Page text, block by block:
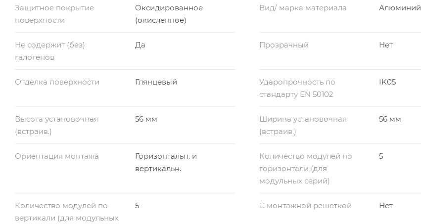
Защитное покрытие
поверхности
Оксидированное
(окисленное)
Вид/ марка материала Алюминий
Не содержит (без)
галогенов
Да Прозрачный Нет
Отделка поверхности Глянцевый
Ударопрочность по
стандарту EN 50102
IK05
Высота установочная
(встраив.)
56 мм
Ширина установочная
(встраив.)
56 мм
Ориентация монтажа
Горизонтальн. и
вертикальн.
Количество модулей по
горизонтали (для
модульных серий)
5
Количество модулей по
вертикали (для модульных
5 С монтажной решеткой Нет